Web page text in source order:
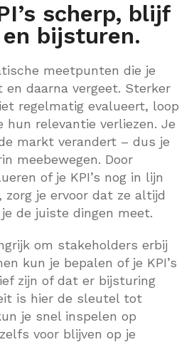
scherp, blijf
bijsturen.
meetpunten die je
daarna vergeet. Sterker
regelmatig evalueert, loop
hun relevantie verliezen. Je
markt verandert – dus je
meebewegen. Door
of je KPI’s nog in lijn
zorg je ervoor dat ze altijd
de juiste dingen meet.
om stakeholders erbij
kun je bepalen of je KPI’s
zijn of dat er bijsturing
is hier de sleutel tot
je snel inspelen op
voor blijven op je